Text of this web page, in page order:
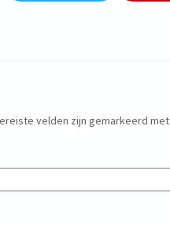
velden zijn gemarkeerd met